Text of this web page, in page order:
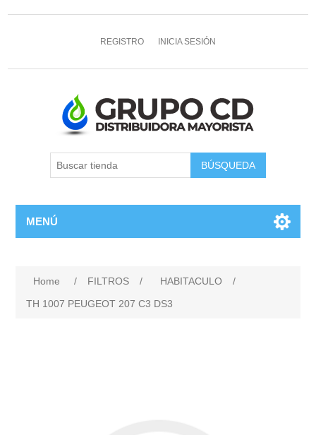
REGISTRO INICIA SESIÓN
MENÚ
Home / FILTROS / HABITACULO
/
TH 1007 PEUGEOT 207 C3 DS3